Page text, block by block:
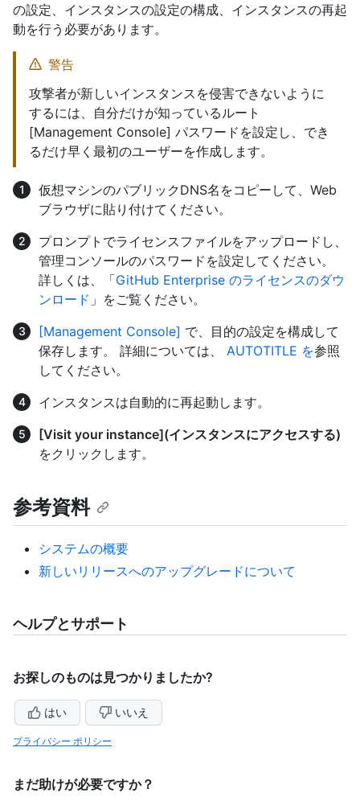
の設定、インスタンスの設定の構成、インスタンスの再起
動を行う必要があります。
警告
攻撃者が新しいインスタンスを侵害できないように
するには、自分だけが知っているルート
[Management Console] パスワードを設定し、でき
るだけ早く最初のユーザーを作成します。
仮想マシンのパブリックDNS名をコピーして、Web
ブラウザに貼り付けてください。
プロンプトでライセンスファイルをアップロードし、
管理コンソールのパスワードを設定してください。
詳しくは、「GitHub Enterprise のライセンスのダウ
ンロード 」をご覧ください。
[Management Console] で、目的の設定を構成して
保存します。 詳細については、 AUTOTITLE を参照
してください。
インスタンスは自動的に再起動します。
[Visit your instance](インスタンスにアクセスする)
をクリックします。
参考資料
システムの概要
新しいリリースへのアップグレードについて
ヘルプとサポート
お探しのものは見つかりましたか?
はい いいえ
プライバシー ポリシー
まだ助けが必要ですか？